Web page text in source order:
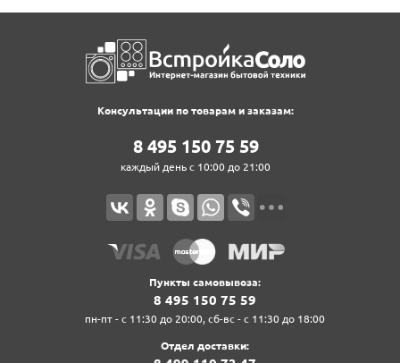
Консультации по товарам и заказам:
8‍ 4‍9‍5‍ 1‍5‍0‍ 7‍5‍ 5‍9‍
каждый день с 10:00 до 21:00
Пункты самовывоза:
8‍ 4‍9‍5‍ 1‍5‍0‍ 7‍5‍ 5‍9‍
пн-пт - с 11:30 до 20:00, сб-вс - с 11:30 до 18:00
Отдел доставки: